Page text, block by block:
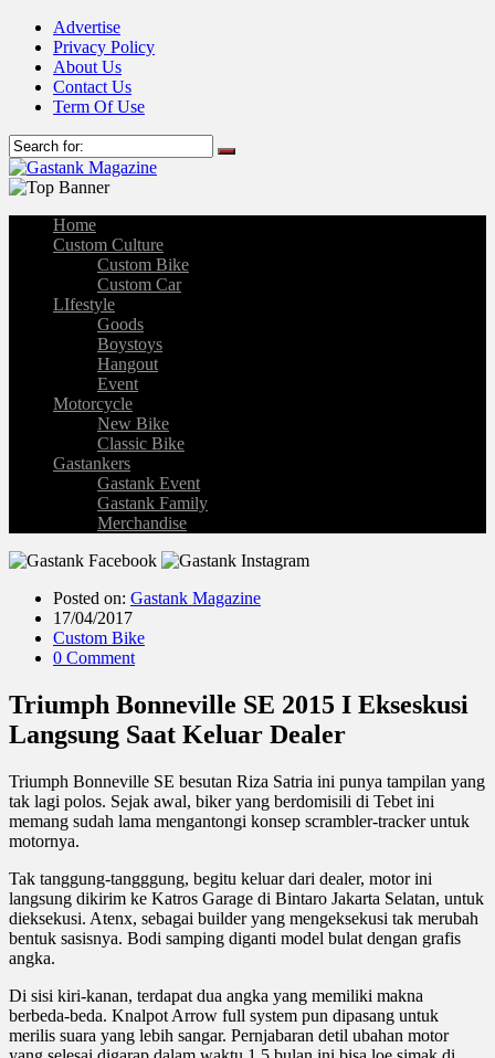
Advertise
Privacy Policy
About Us
Contact Us
Term Of Use
Home
Custom Culture
Custom Bike
Custom Car
LIfestyle
Goods
Boystoys
Hangout
Event
Motorcycle
New Bike
Classic Bike
Gastankers
Gastank Event
Gastank Family
Merchandise
Posted on: Gastank Magazine
17/04/2017
Custom Bike
0 Comment
Triumph Bonneville SE 2015 I Ekseskusi
Langsung Saat Keluar Dealer
Triumph Bonneville SE besutan Riza Satria ini punya tampilan yang
tak lagi polos. Sejak awal, biker yang berdomisili di Tebet ini
memang sudah lama mengantongi konsep scrambler-tracker untuk
motornya.
Tak tanggung-tangggung, begitu keluar dari dealer, motor ini
langsung dikirim ke Katros Garage di Bintaro Jakarta Selatan, untuk
dieksekusi. Atenx, sebagai builder yang mengeksekusi tak merubah
bentuk sasisnya. Bodi samping diganti model bulat dengan grafis
angka.
Di sisi kiri-kanan, terdapat dua angka yang memiliki makna
berbeda-beda. Knalpot Arrow full system pun dipasang untuk
merilis suara yang lebih sangar. Pernjabaran detil ubahan motor